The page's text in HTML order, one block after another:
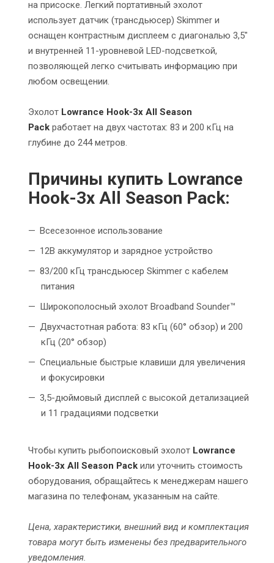
на присоске. Легкий портативный эхолот
использует датчик (трансдьюсер) Skimmer и
оснащен контрастным дисплеем с диагональю 3,5"
и внутренней 11-уровневой LED-подсветкой,
позволяющей легко считывать информацию при
любом освещении.
Эхолот Lowrance Hook-3x All Season
Pack работает на двух частотах: 83 и 200 кГц на
глубине до 244 метров.
Причины купить Lowrance
Hook-3x All Season Pack:
Всесезонное использование
12В аккумулятор и зарядное устройство
83/200 кГц трансдьюсер Skimmer с кабелем
питания
Широкополосный эхолот Broadband Sounder™
Двухчастотная работа: 83 кГц (60° обзор) и 200
кГц (20° обзор)
Специальные быстрые клавиши для увеличения
и фокусировки
3,5-дюймовый дисплей с высокой детализацией
и 11 градациями подсветки
Чтобы купить рыбопоисковый эхолот Lowrance
Hook-3x All Season Pack или уточнить стоимость
оборудования, обращайтесь к менеджерам нашего
магазина по телефонам, указанным на сайте.
Цена, характеристики, внешний вид и комплектация
товара могут быть изменены без предварительного
уведомления.